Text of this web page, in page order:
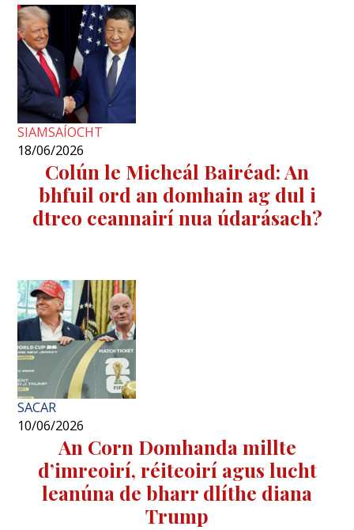
SIAMSAÍOCHT
18/06/2026
Colún le Micheál Bairéad: An
bhfuil ord an domhain ag dul i
dtreo ceannairí nua údarásach?
SACAR
10/06/2026
An Corn Domhanda millte
d’imreoirí, réiteoirí agus lucht
leanúna de bharr dlíthe diana
Trump